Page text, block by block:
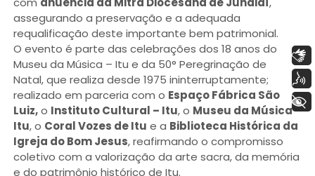
assegurando a preservação e a adequada
requalificação deste importante bem patrimonial.
O evento é parte das celebrações dos 18 anos do
Museu da Música – Itu e da 50° Peregrinação de
Natal, que realiza desde 1975 ininterruptamente;
realizado em parceria com o Espaço Fábrica São
Luiz,o Instituto Cultural – Itu, o Museu da Música –
Itu, o Coral Vozes de Itu e a Biblioteca Histórica da
Igreja do Bom Jesus, reafirmando o compromisso
coletivo com a valorização da arte sacra, da memória
e do patrimônio histórico de Itu.
Libras
Voz
+ Acessibilidade